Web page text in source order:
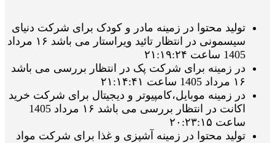
تولید محتوا در زمینه مادر و کودک برای شرکت دنیای
سیسمونی در انتظار تائید ویراستار می باشد ۱۶ مرداد
1405 ساعت ۲۱:۱۹:۲۴
در زمینه برای شرکت پک در انتظار بررسی می باشد
۱۶ مرداد 1405 ساعت ۲۱:۱۴:۴۱
در زمینه موبایل،کامپیوتر و دیجیتال برای شرکت خرید
اکانت در انتظار بررسی می باشد ۱۶ مرداد 1405
ساعت ۲۰:۲۳:۱۵
تولید محتوا در زمینه آشپزی و غذا برای شرکت مواد